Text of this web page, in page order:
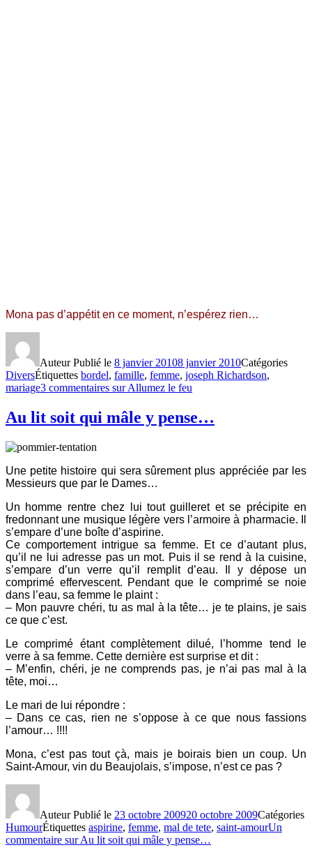
Mona pas d’appétit en ce moment, n’espérez rien…
AuteurPublié le 8 janvier 20108 janvier 2010Catégories
DiversÉtiquettes bordel, famille, femme, joseph Richardson,
mariage3 commentaires sur Allumez le feu
Au lit soit qui mâle y pense…
Une petite histoire qui sera sûrement plus appréciée par les
Messieurs que par le Dames…
Un homme rentre chez lui tout guilleret et se précipite en
fredonnant une musique légère vers l’armoire à pharmacie. Il
s’empare d’une boîte d’aspirine.
Ce comportement intrigue sa femme. Et ce d’autant plus,
qu’il ne lui adresse pas un mot. Puis il se rend à la cuisine,
s’empare d’un verre qu’il remplit d’eau. Il y dépose un
comprimé effervescent. Pendant que le comprimé se noie
dans l’eau, sa femme le plaint :
– Mon pauvre chéri, tu as mal à la tête… je te plains, je sais
ce que c’est.
Le comprimé étant complètement dilué, l’homme tend le
verre à sa femme. Cette dernière est surprise et dit :
– M’enfin, chéri, je ne comprends pas, je n’ai pas mal à la
tête, moi…
Le mari de lui répondre :
– Dans ce cas, rien ne s’oppose à ce que nous fassions
l’amour… !!!!
Mona, c’est pas tout çà, mais je boirais bien un coup. Un
Saint-Amour, vin du Beaujolais, s’impose, n’est ce pas ?
AuteurPublié le 23 octobre 200920 octobre 2009Catégories
HumourÉtiquettes aspirine, femme, mal de tete, saint-amourUn
commentaire sur Au lit soit qui mâle y pense…